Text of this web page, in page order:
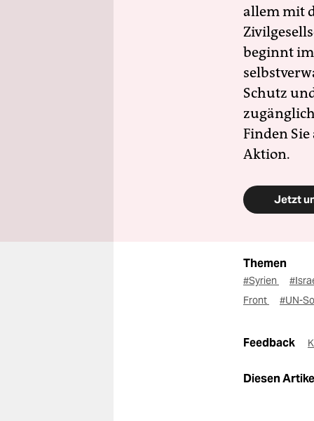
allem mit
beginnt
Schutz
Finden
Aktion.
Jetzt
Themen
#Syrien
Front
#UN-
Feedback
Diesen